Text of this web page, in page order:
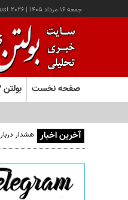
جمعه ۱۶ مرداد ۱۴۰۵ |
2026
صفحه نخست بولتن ۲
آخرین اخبار هشدار